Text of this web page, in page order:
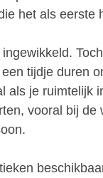
het als eerste
tijdje duren
als je ruimtelijk
vooral bij de